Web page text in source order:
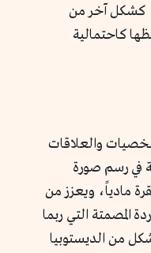
كشكل آخر من
كاحتمالية
والعلاقات
في رسم صورة
مادياً، ويعزز من
المصمتة التي ربما
من الديستوبيا